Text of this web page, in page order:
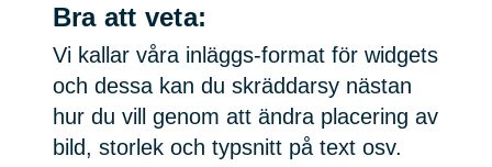
Bra att veta:
Vi kallar våra inläggs-format för widgets
och dessa kan du skräddarsy nästan
hur du vill genom att ändra placering av
bild, storlek och typsnitt på text osv.